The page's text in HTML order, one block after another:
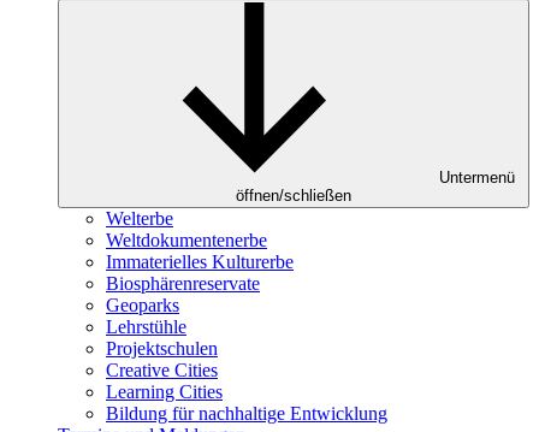
Untermenü
öffnen/schließen
Welterbe
Weltdokumentenerbe
Immaterielles Kulturerbe
Biosphärenreservate
Geoparks
Lehrstühle
Projektschulen
Creative Cities
Learning Cities
Bildung für nachhaltige Entwicklung